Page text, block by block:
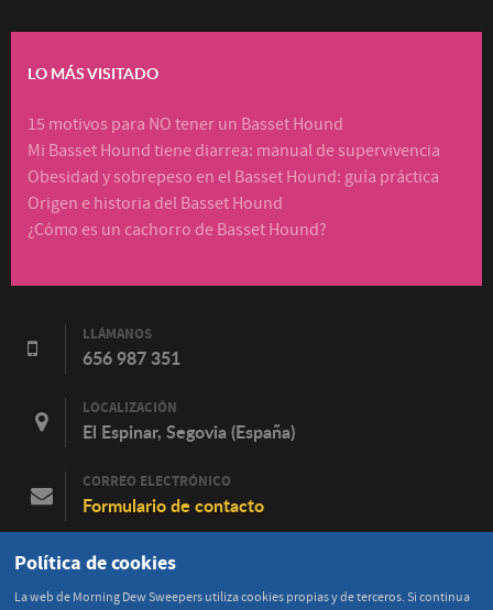
LO MÁS VISITADO
15 motivos para NO tener un Basset Hound
Mi Basset Hound tiene diarrea: manual de supervivencia
Obesidad y sobrepeso en el Basset Hound: guía práctica
Origen e historia del Basset Hound
¿Cómo es un cachorro de Basset Hound?
LLÁMANOS
656 987 351
LOCALIZACIÓN
El Espinar, Segovia (España)
CORREO ELECTRÓNICO
Formulario de contacto
FACEBOOK
Política de cookies
La web de Morning Dew Sweepers utiliza cookies propias y de terceros. Si continua